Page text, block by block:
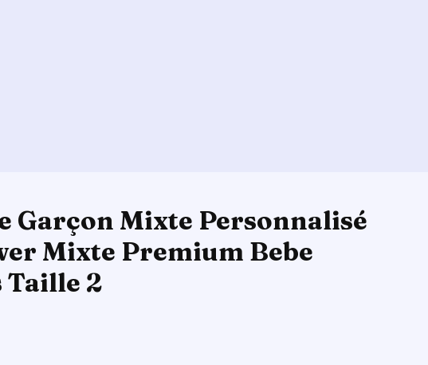
Garçon Mixte Personnalisé
Mixte Premium Bebe
Taille 2